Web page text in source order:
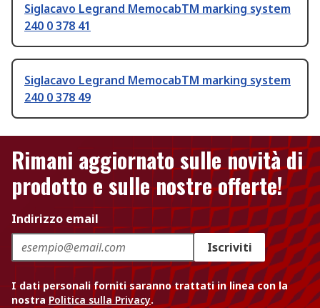
Siglacavo Legrand MemocabTM marking system
240 0 378 41
Siglacavo Legrand MemocabTM marking system
240 0 378 49
Rimani aggiornato sulle novità di
prodotto e sulle nostre offerte!
Indirizzo email
Iscriviti
I dati personali forniti saranno trattati in linea con la
nostra Politica sulla Privacy.